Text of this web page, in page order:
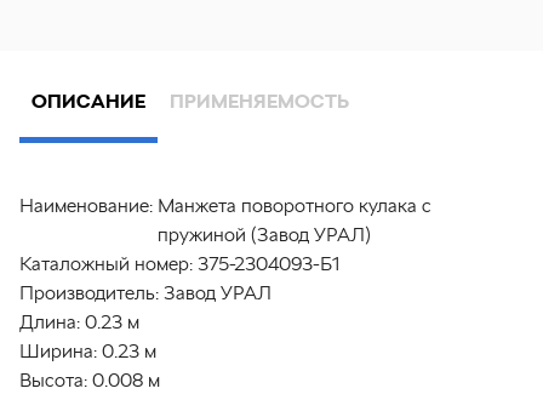
ОПИСАНИЕ ПРИМЕНЯЕМОСТЬ
Наименование: Манжета поворотного кулака с
пружиной (Завод УРАЛ)
Каталожный номер: 375-2304093-Б1
Производитель: Завод УРАЛ
Длина: 0.23 м
Ширина: 0.23 м
Высота: 0.008 м